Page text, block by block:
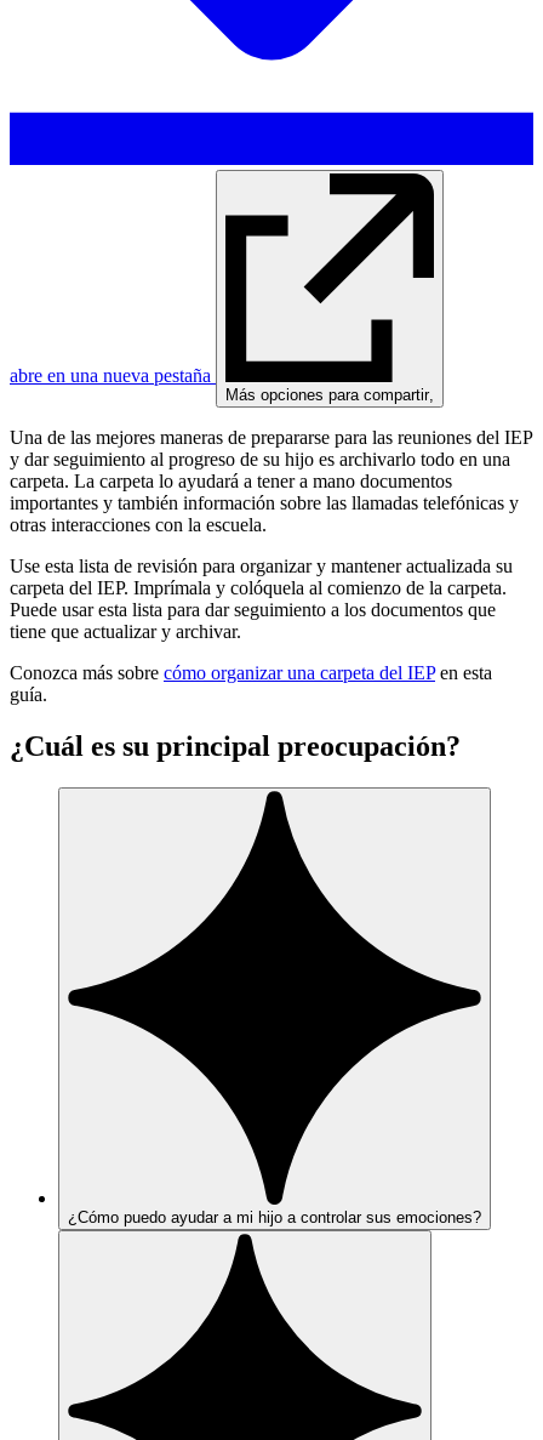
abre en una nueva pestaña
Más opciones para compartir,
Una de las mejores maneras de prepararse para las reuniones del IEP
y dar seguimiento al progreso de su hijo es archivarlo todo en una
carpeta. La carpeta lo ayudará a tener a mano documentos
importantes y también información sobre las llamadas telefónicas y
otras interacciones con la escuela.
Use esta lista de revisión para organizar y mantener actualizada su
carpeta del IEP. Imprímala y colóquela al comienzo de la carpeta.
Puede usar esta lista para dar seguimiento a los documentos que
tiene que actualizar y archivar.
Conozca más sobre cómo organizar una carpeta del IEPen esta
guía.
¿Cuál es su principal preocupación?
¿Cómo puedo ayudar a mi hijo a controlar sus emociones?